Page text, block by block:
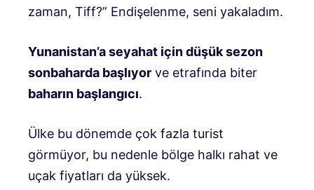
zaman, Tiff?” Endişelenme, seni yakaladım.
Yunanistan’a seyahat için düşük sezon
sonbaharda başlıyor ve etrafında biter
baharın başlangıcı.
Ülke bu dönemde çok fazla turist
görmüyor, bu nedenle bölge halkı rahat ve
uçak fiyatları da yüksek.